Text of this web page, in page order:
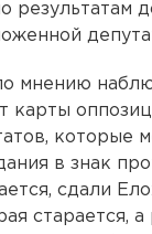
результатам
мнению
карты
которые
в знак
сдали
старается,